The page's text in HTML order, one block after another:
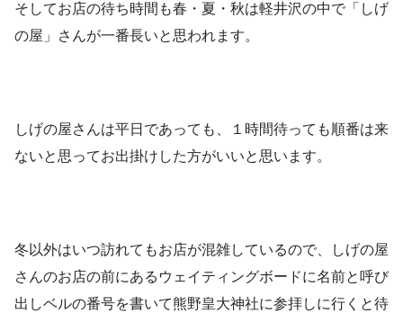
そしてお店の待ち時間も春・夏・秋は軽井沢の中で「しげ
の屋」さんが一番長いと思われます。
しげの屋さんは平日であっても、１時間待っても順番は来
ないと思ってお出掛けした方がいいと思います。
冬以外はいつ訪れてもお店が混雑しているので、しげの屋
さんのお店の前にあるウェイティングボードに名前と呼び
出しベルの番号を書いて熊野皇大神社に参拝しに行くと待